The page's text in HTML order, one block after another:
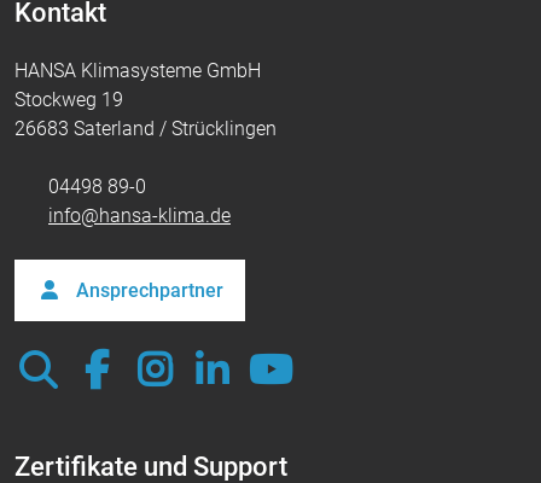
Kontakt
HANSA Klimasysteme GmbH
Stockweg 19
26683 Saterland / Strücklingen
04498 89-0
info@hansa-klima.de
Ansprechpartner
Zertifikate und Support